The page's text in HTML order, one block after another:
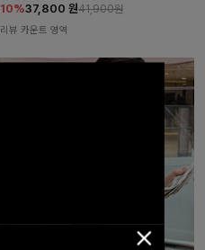
10%37,800 원41,900원
리뷰 카운트 영역